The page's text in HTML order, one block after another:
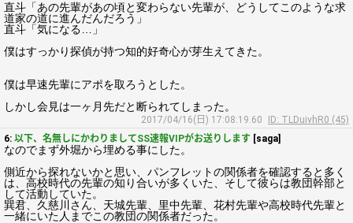
直斗「あの先輩があの頃と変わらない先輩が、どうしてこのような求
道家の道に進んだんだろう」
直斗「気になる…」
僕はすっかり探偵が持つ知的好奇心が芽生えてきた。
僕は早速先輩にアポを取ろうとした。
しかし会見は一ヶ月先だと断られてしまった。
2017/04/16(日) 17:08:19.60
ID: TLDuivhR0 (45)
6: 以下、名無しにかわりましてSS速報VIPがお送りします [saga]
なのでまず外堀から埋める事にした。
側近から探れないかと思い、パンフレットの関係者を確認すると多く
は、高校時代の先輩の知り合いが多くいた、そして彼らは教団幹部と
して活動していた。
巽君、久慈川さん、天城先輩、里中先輩、花村先輩や高校時代先輩と
一緒にいた人までこの教団の関係者だった。